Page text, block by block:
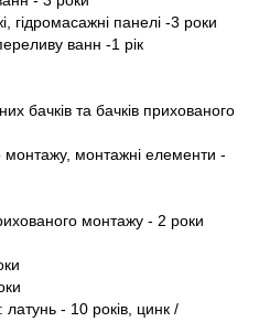
гідромасажні панелі -3 роки
ванн -1 рік
бачків та бачків прихованого
монтажу, монтажні елементи -
монтажу - 2 роки
латунь - 10 років, цинк /